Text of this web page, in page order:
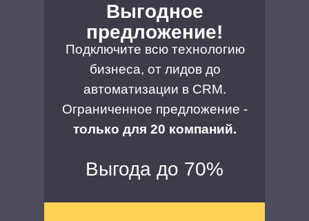
Выгодное
предложение!
Подключите всю технологию
бизнеса, от лидов до
автоматизации в CRM.
Ограниченное предложение -
только для 20 компаний.
Выгода до 70%